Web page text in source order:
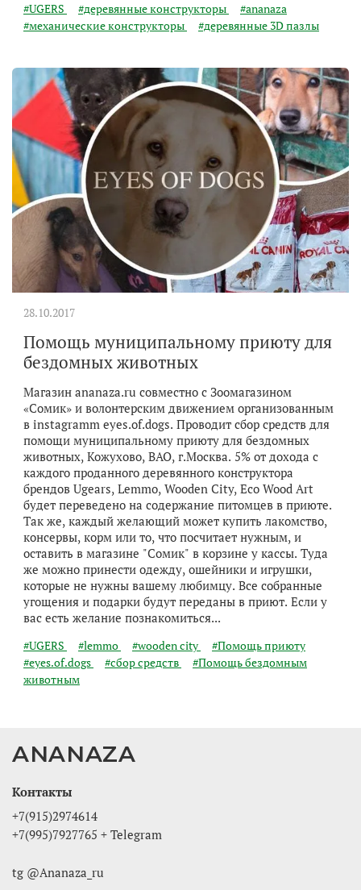
#UGERS #деревянные конструкторы
#ananaza
#механические конструкторы
#деревянные 3D пазлы
Помощь муниципальному приюту для
бездомных животных
Магазин ananaza.ru совместно с Зоомагазином
«Сомик» и волонтерским движением организованным
в instagramm eyes.of.dogs. Проводит сбор средств для
помощи муниципальному приюту для бездомных
животных, Кожухово, ВАО, г.Москва. 5% от дохода с
каждого проданного деревянного конструктора
брендов Ugears, Lemmo, Wooden City, Eco Wood Art
будет переведено на содержание питомцев в приюте.
Так же, каждый желающий может купить лакомство,
консервы, корм или то, что посчитает нужным, и
оставить в магазине "Сомик" в корзине у кассы. Туда
же можно принести одежду, ошейники и игрушки,
которые не нужны вашему любимцу. Все собранные
угощения и подарки будут переданы в приют. Если у
вас есть желание познакомиться...
28.10.2017
#UGERS #lemmo #wooden city
#Помощь приюту
#eyes.of.dogs
#сбор средств
#Помощь бездомным
животным
ANANAZA
Контакты
+7(915)2974614
+7(995)7927765 + Telegram
tg @Ananaza_ru